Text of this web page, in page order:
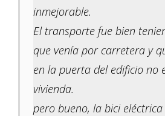
inmejorable.
El transporte fue bien
que venía por carretera y
en la puerta del edificio no
vivienda.
pero bueno, la bici